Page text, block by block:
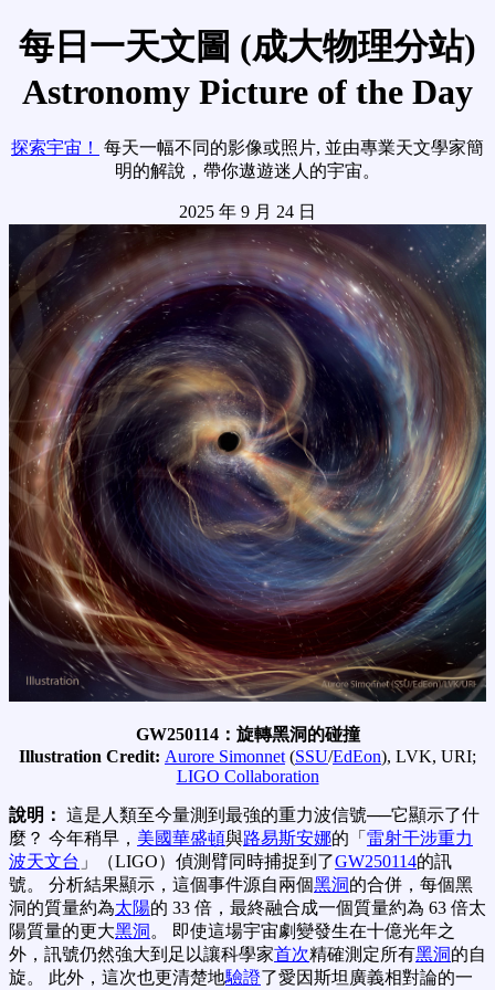
每日一天文圖 (成大物理分站)
Astronomy Picture of the Day
探索宇宙！
每天一幅不同的影像或照片, 並由專業天文學家簡
明的解說，帶你遨遊迷人的宇宙。
2025 年 9 月 24 日
GW250114：旋轉黑洞的碰撞
Illustration Credit: Aurore Simonnet (SSU/EdEon), LVK, URI;
LIGO Collaboration
說明： 這是人類至今量測到最強的重力波信號──它顯示了什
麼？ 今年稍早， 美國華盛頓與路易斯安娜的「 雷射干涉重力
波天文台 」（LIGO）偵測臂同時捕捉到了GW250114的訊
號。 分析結果顯示，這個事件源自兩個黑洞的合併，每個黑
洞的質量約為太陽的 33 倍，最終融合成一個質量約為 63 倍太
陽質量的更大黑洞 。 即使這場宇宙劇變發生在十億光年之
外，訊號仍然強大到足以讓科學家首次精確測定所有黑洞的自
旋。 此外，這次也更清楚地驗證了愛因斯坦廣義相對論的一